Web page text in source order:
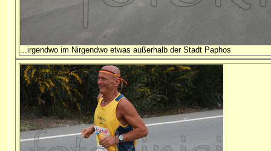
...irgendwo im Nirgendwo etwas außerhalb